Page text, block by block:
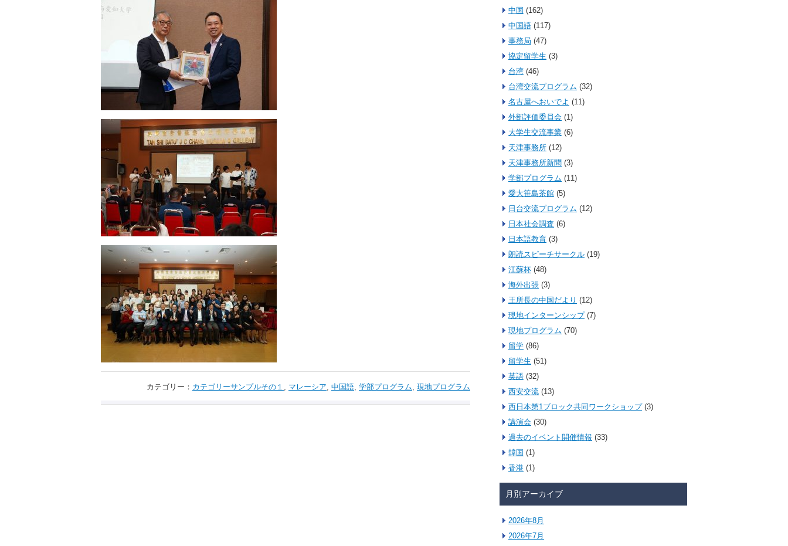
カテゴリー： カテゴリーサンプルその１ , マレーシア, 中国語, 学部プログラム, 現地プログラム
中国 (162)
中国語 (117)
事務局 (47)
協定留学生 (3)
台湾 (46)
台湾交流プログラム (32)
名古屋へおいでよ (11)
外部評価委員会 (1)
大学生交流事業 (6)
天津事務所 (12)
天津事務所新聞 (3)
学部プログラム (11)
愛大笹島茶館 (5)
日台交流プログラム (12)
日本社会調査 (6)
日本語教育 (3)
朗読スピーチサークル (19)
江蘇杯 (48)
海外出張 (3)
王所長の中国だより (12)
現地インターンシップ(7)
現地プログラム (70)
留学 (86)
留学生 (51)
英語 (32)
西安交流 (13)
西日本第1ブロック共同ワークショップ(3)
講演会 (30)
過去のイベント開催情報 (33)
韓国 (1)
香港 (1)
月別アーカイブ
2026年8月
2026年7月